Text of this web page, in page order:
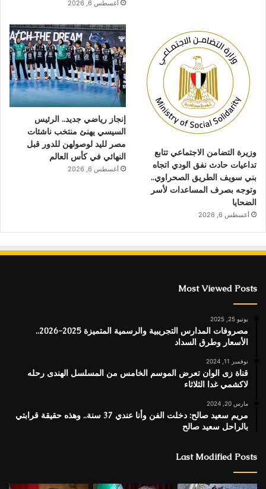
أغسطس 6, 2026
وزيرة التضامن الاجتماعي تتابع
تداعيات حادث نفق الودي اتجاه
بني سويف الطريق الصحراوي..
وتوجه بصرف المساعدات لأسر
الضحايا
أغسطس 6, 2026
إنجاز رياضي جديد.. الرئيس
السيسي يهنئ منتخب ناشئات
مصر لليد لوصولهن للدور قبل
النهائي في كأس العالم
أغسطس 6, 2026
Most Viewed Posts
يونيو 25, 2025
مصروفات المدارس التجريبية والرسمية المتميزة 2025-2026..
الأسعار وطرق السداد
نوفمبر 11, 2024
قناة زى الوان تعرض الموسم الخامس من المسلسل الهندى رحله
لاكشمي غدا الثلاثاء
مارس 20, 2024
مريم سعيد صالح: دخلت الفن وأنا عندي 37 سنة.. وهذه حقيقة قرابتي
بالراحل سعيد صالح
Last Modified Posts